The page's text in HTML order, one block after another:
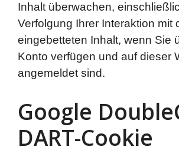
Inhalt überwachen,
Verfolgung Ihrer Interaktion mit
eingebetteten Inhalt, wenn Sie
Konto verfügen und auf dieser
angemeldet sind.
Google
DART-Cookie